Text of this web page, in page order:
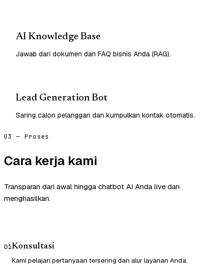
AI Knowledge Base
Jawab dari dokumen dan FAQ bisnis Anda (RAG).
Lead Generation Bot
Saring calon pelanggan dan kumpulkan kontak otomatis.
03 — Proses
Cara kerja kami
Transparan dari awal hingga chatbot AI Anda live dan
menghasilkan.
01Konsultasi
Kami pelajari pertanyaan tersering dan alur layanan Anda.